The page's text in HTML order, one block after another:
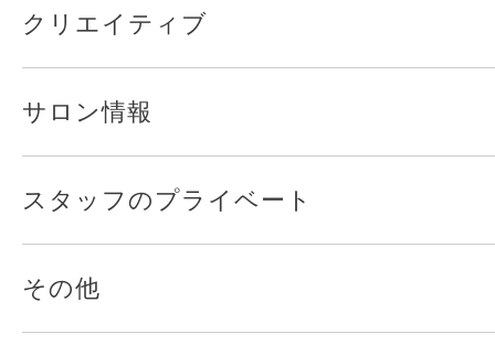
クリエイティブ
サロン情報
スタッフのプライベート
その他